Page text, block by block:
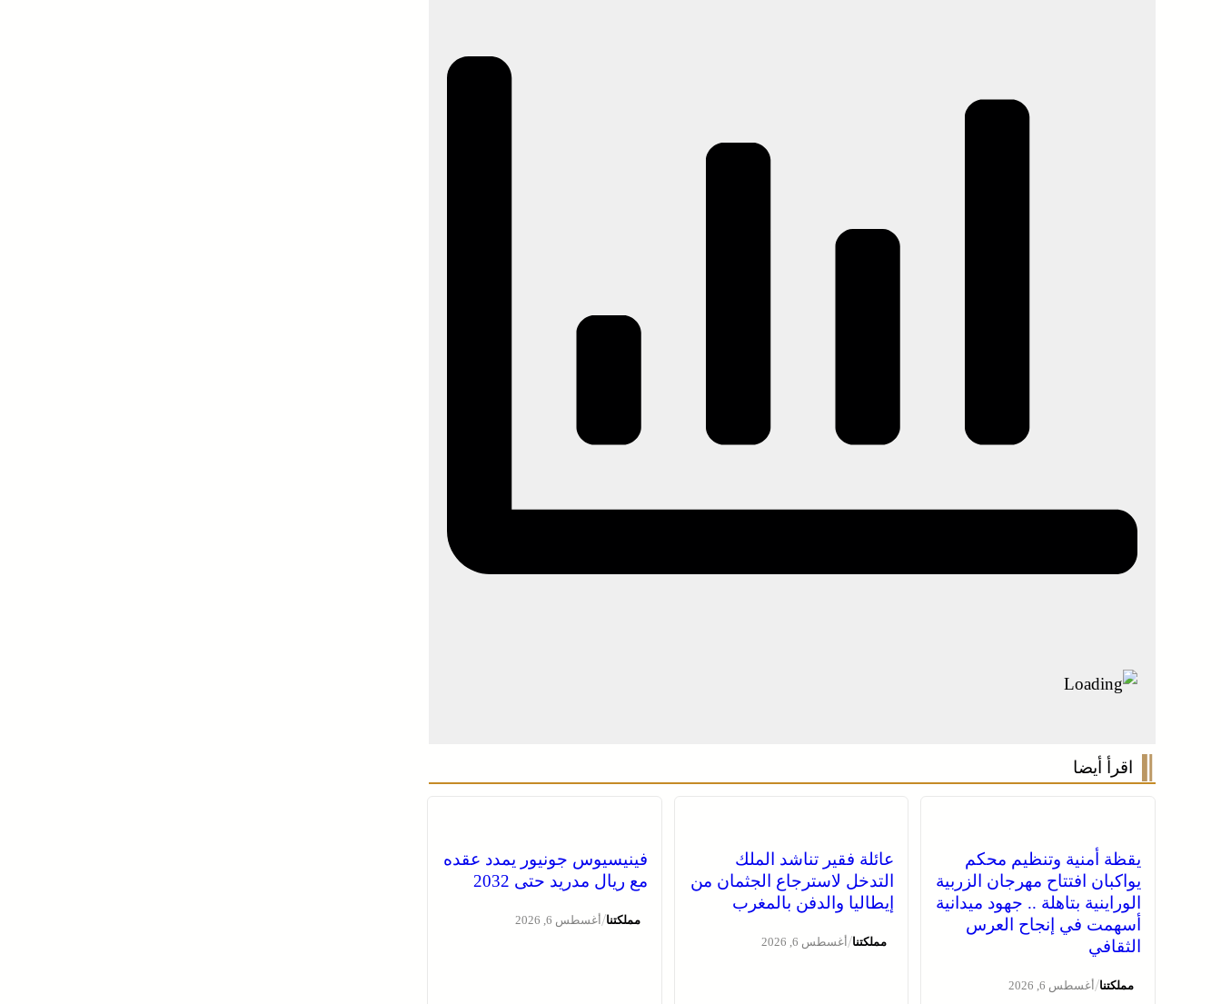
اقرأ أيضا
يقظة أمنية وتنظيم محكم
يواكبان افتتاح مهرجان الزربية
الوراينية بتاهلة .. جهود ميدانية
أسهمت في إنجاح العرس
الثقافي
مملكتنا/أغسطس 6, 2026
عائلة فقير تناشد الملك
التدخل لاسترجاع الجثمان من
إيطاليا والدفن بالمغرب
مملكتنا/أغسطس 6, 2026
فينيسيوس جونيور يمدد عقده
مع ريال مدريد حتى 2032
مملكتنا/أغسطس 6, 2026